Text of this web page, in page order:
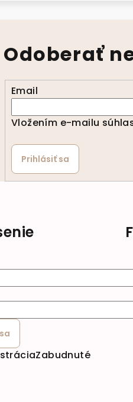
Odoberať
Email
Vložením e-mailu
Prihlásiť sa
Zabudnuté